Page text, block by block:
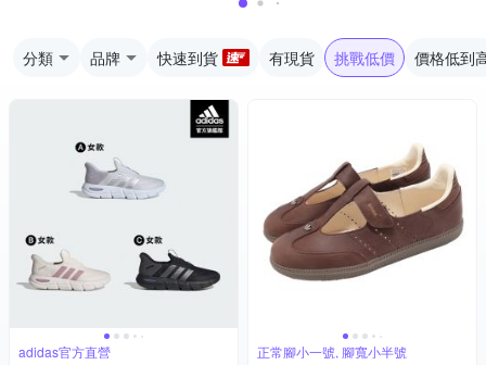
分類 品牌 快速到貨 有現貨 挑戰低價 價格低到
adidas官方直營 正常腳小一號, 腳寬小半號